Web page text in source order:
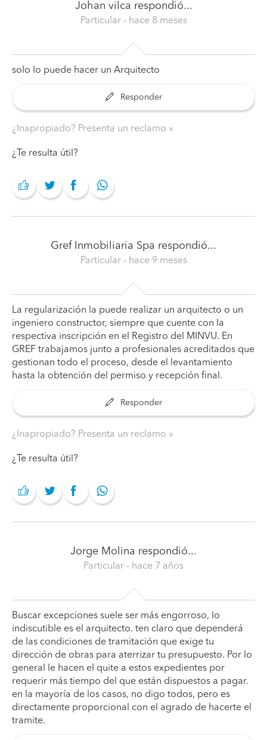
Johan vilca respondió...
Particular - hace 8 meses
solo lo puede hacer un Arquitecto
Responder
¿Inapropiado? Presenta un reclamo
¿Te resulta útil?
Gref Inmobiliaria Spa respondió...
Particular - hace 9 meses
La regularización la puede realizar un arquitecto o un
ingeniero constructor, siempre que cuente con la
respectiva inscripción en el Registro del MINVU. En
GREF trabajamos junto a profesionales acreditados que
gestionan todo el proceso, desde el levantamiento
hasta la obtención del permiso y recepción final.
Responder
¿Inapropiado? Presenta un reclamo
¿Te resulta útil?
Jorge Molina respondió...
Particular - hace 7 años
Buscar excepciones suele ser más engorroso, lo
indiscutible es el arquitecto. ten claro que dependerá
de las condiciones de tramitación que exige tu
dirección de obras para aterrizar tu presupuesto. Por lo
general le hacen el quite a estos expedientes por
requerir más tiempo del que están dispuestos a pagar.
en la mayoría de los casos, no digo todos, pero es
directamente proporcional con el agrado de hacerte el
tramite.